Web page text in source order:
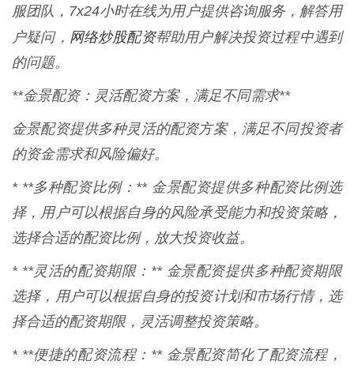
服团队，7x24小时在线为用户提供咨询服务，解答用
户疑问， 网络炒股配资帮助用户解决投资过程中遇到
的问题。
**金景配资：灵活配资方案，满足不同需求**
金景配资提供多种灵活的配资方案，满足不同投资者
的资金需求和风险偏好。
* **多种配资比例：** 金景配资提供多种配资比例选
择，用户可以根据自身的风险承受能力和投资策略，
选择合适的配资比例，放大投资收益。
* **灵活的配资期限：** 金景配资提供多种配资期限
选择，用户可以根据自身的投资计划和市场行情，选
择合适的配资期限，灵活调整投资策略。
* **便捷的配资流程：** 金景配资简化了配资流程，